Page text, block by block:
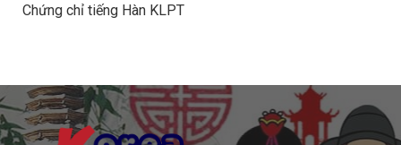
Chứng chỉ tiếng Hàn KLPT